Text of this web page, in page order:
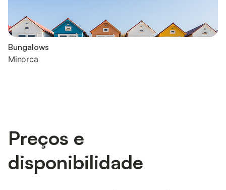
Bungalows
Minorca
Preços e
disponibilidade